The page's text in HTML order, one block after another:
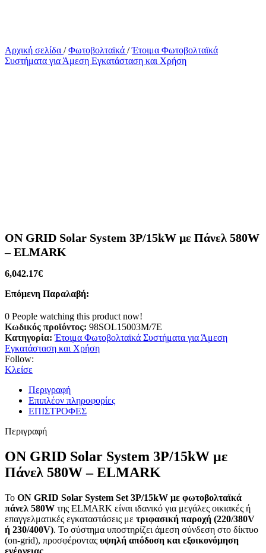
Αρχική σελίδα / Φωτοβολταϊκά / Έτοιμα Φωτοβολταϊκά
Συστήματα για Άμεση Εγκατάσταση και Χρήση
ON GRID Solar System 3P/15kW με Πάνελ 580W
– ELMARK
6,042.17€
Επόμενη Παραλαβή:
0 People watching this product now!
Κωδικός προϊόντος: 98SOL15003M/7E
Κατηγορία: Έτοιμα Φωτοβολταϊκά Συστήματα για Άμεση
Εγκατάσταση και Χρήση
Follow:
Κλείσε
Περιγραφή
Επιπλέον πληροφορίες
ΕΠΙΣΤΡΟΦΕΣ
Περιγραφή
ON GRID Solar System 3P/15kW με
Πάνελ 580W – ELMARK
Το ON GRID Solar System Set 3P/15kW με φωτοβολταϊκά
πάνελ 580W της ELMARK είναι ιδανικό για μεγάλες οικιακές ή
επαγγελματικές εγκαταστάσεις με τριφασική παροχή (220/380V
ή 230/400V). Το σύστημα υποστηρίζει άμεση σύνδεση στο δίκτυο
(on-grid), προσφέροντας υψηλή απόδοση και εξοικονόμηση